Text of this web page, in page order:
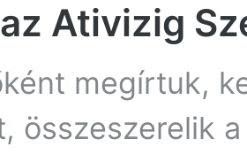
Ativizig
megírtuk,
összeszerelik